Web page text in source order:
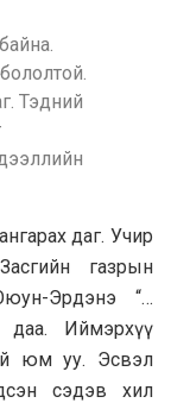
Тэдний
даг. Учир
газрын
Эрдэнэ “…
даа. Иймэрхүү
юм уу. Эсвэл
сэдэв хил